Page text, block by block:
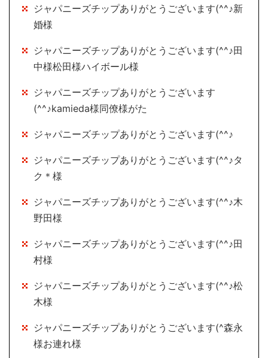
ジャパニーズチップありがとうございます(^^♪新
婚様
ジャパニーズチップありがとうございます(^^♪田
中様松田様ハイボール様
ジャパニーズチップありがとうございます
(^^♪kamieda様同僚様がた
ジャパニーズチップありがとうございます(^^♪
ジャパニーズチップありがとうございます(^^♪タ
ク＊様
ジャパニーズチップありがとうございます(^^♪木
野田様
ジャパニーズチップありがとうございます(^^♪田
村様
ジャパニーズチップありがとうございます(^^♪松
木様
ジャパニーズチップありがとうございます(^森永
様お連れ様